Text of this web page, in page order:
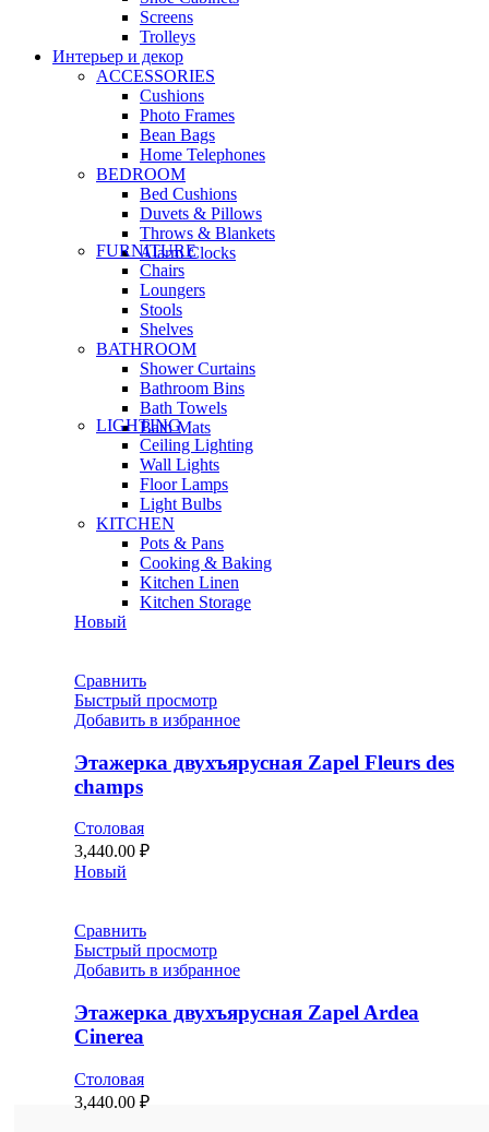
Screens
Trolleys
Интерьер и декор
ACCESSORIES
Cushions
Photo Frames
Bean Bags
Home Telephones
BEDROOM
Bed Cushions
Duvets & Pillows
Throws & Blankets
Alarm Clocks
FURNITURE
Chairs
Loungers
Stools
Shelves
BATHROOM
Shower Curtains
Bathroom Bins
Bath Towels
Bath Mats
LIGHTING
Ceiling Lighting
Wall Lights
Floor Lamps
Light Bulbs
KITCHEN
Pots & Pans
Cooking & Baking
Kitchen Linen
Kitchen Storage
Новый
Сравнить
Быстрый просмотр
Добавить в избранное
Этажерка двухъярусная Zapel Fleurs des
champs
Столовая
3,440.00 ₽
Новый
Сравнить
Быстрый просмотр
Добавить в избранное
Этажерка двухъярусная Zapel Ardea
Cinerea
Столовая
3,440.00 ₽